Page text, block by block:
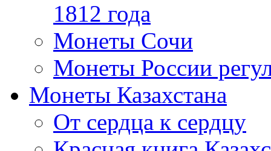
1812 года
Монеты Сочи
Монеты России
Монеты Казахстана
От сердца к сердцу